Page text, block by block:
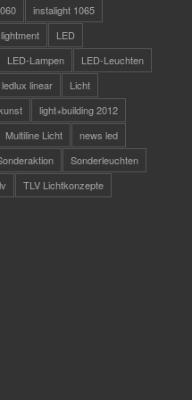
instalight 1065
LED
LED-Lampen
LED-Leuchten
ledlux linear
Licht
light+building 2012
Multiline Licht
news led
Sonderleuchten
TLV Lichtkonzepte